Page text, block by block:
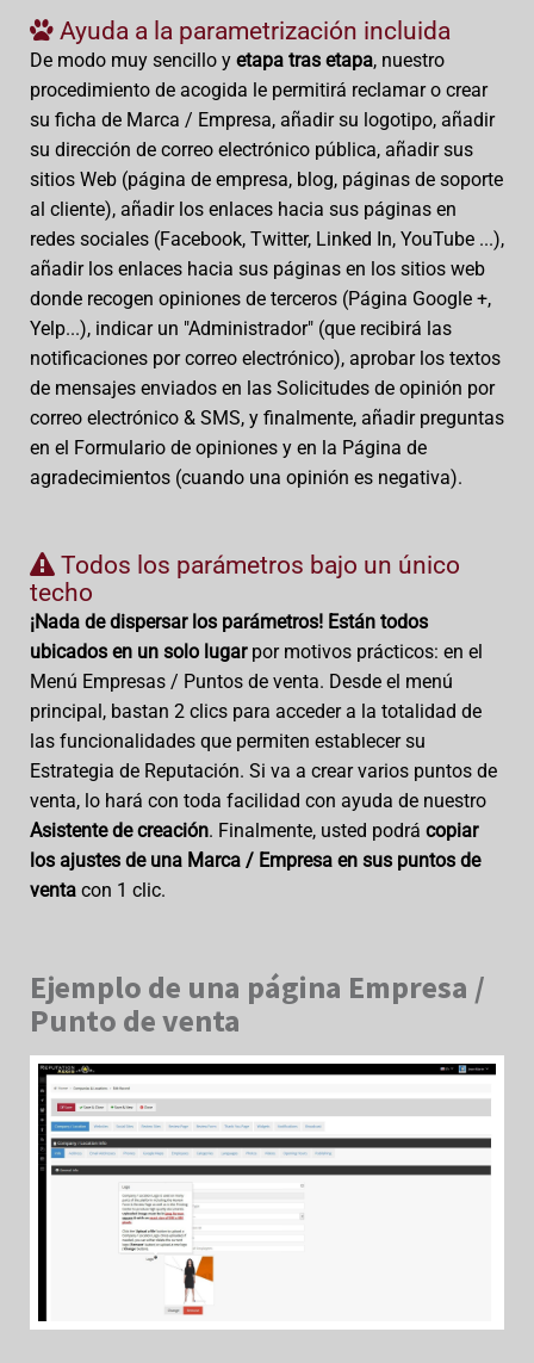
Ayuda a la parametrización incluida
De modo muy sencillo y etapa tras etapa, nuestro
procedimiento de acogida le permitirá reclamar o crear
su ficha de Marca / Empresa, añadir su logotipo, añadir
su dirección de correo electrónico pública, añadir sus
sitios Web (página de empresa, blog, páginas de soporte
al cliente), añadir los enlaces hacia sus páginas en
redes sociales (Facebook, Twitter, Linked In, YouTube ...),
añadir los enlaces hacia sus páginas en los sitios web
donde recogen opiniones de terceros (Página Google +,
Yelp...), indicar un "Administrador" (que recibirá las
notificaciones por correo electrónico), aprobar los textos
de mensajes enviados en las Solicitudes de opinión por
correo electrónico & SMS, y finalmente, añadir preguntas
en el Formulario de opiniones y en la Página de
agradecimientos (cuando una opinión es negativa).
Todos los parámetros bajo un único
techo
¡Nada de dispersar los parámetros! Están todos
ubicados en un solo lugarpor motivos prácticos: en el
Menú Empresas / Puntos de venta. Desde el menú
principal, bastan 2 clics para acceder a la totalidad de
las funcionalidades que permiten establecer su
Estrategia de Reputación. Si va a crear varios puntos de
venta, lo hará con toda facilidad con ayuda de nuestro
Asistente de creación. Finalmente, usted podrá copiar
los ajustes de una Marca / Empresa en sus puntos de
venta con 1 clic.
Ejemplo de una página Empresa /
Punto de venta